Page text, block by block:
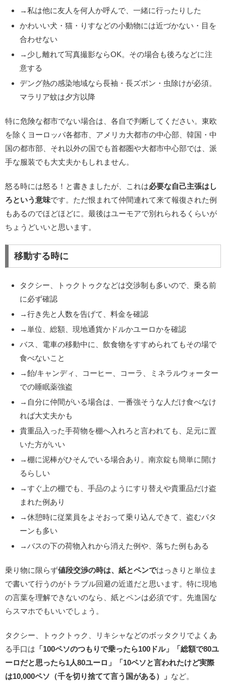
→私は他に友人を何人か呼んで、一緒に行ったりした
かわいい犬・猫・りすなどの小動物には近づかない・目を
合わせない
→少し離れて写真撮影ならOK。その場合も後ろなどに注
意する
デング熱の感染地域なら長袖・長ズボン・虫除けが必須。
マラリア蚊は夕方以降
特に危険な都市でない場合は、各自で判断してください。東欧
を除くヨーロッパ各都市、アメリカ大都市の中心部、韓国・中
国の都市部、それ以外の国でも首都圏や大都市中心部では、派
手な服装でも大丈夫かもしれません。
怒る時には怒る！と書きましたが、これは必要な自己主張はし
ろという意味です。ただ恨まれて仲間連れて来て報復された例
もあるのでほどほどに。最後はユーモアで別れられるくらいが
ちょうどいいと思います。
移動する時に
タクシー、トゥクトゥクなどは交渉制も多いので、乗る前
に必ず確認
→行き先と人数を告げて、料金を確認
→単位、総額、現地通貨かドルかユーロかを確認
バス、電車の移動中に、飲食物をすすめられてもその場で
食べないこと
→飴/キャンディ、コーヒー、コーラ、ミネラルウォーター
での睡眠薬強盗
→自分に仲間がいる場合は、一番強そうな人だけ食べなけ
れば大丈夫かも
貴重品入った手荷物を棚へ入れろと言われても、足元に置
いた方がいい
→棚に泥棒がひそんでいる場合あり。南京錠も簡単に開け
るらしい
→すぐ上の棚でも、手品のようにすり替えや貴重品だけ盗
まれた例あり
→休憩時に従業員をよそおって乗り込んできて、盗むパタ
ーンも多い
→バスの下の荷物入れから消えた例や、落ちた例もある
乗り物に限らず値段交渉の時は、紙とペンではっきりと単位ま
で書いて行うのがトラブル回避の近道だと思います。特に現地
の言葉を理解できないのなら、紙とペンは必須です。先進国な
らスマホでもいいでしょう。
タクシー、トゥクトゥク、リキシャなどのボッタクリでよくあ
る手口は 「100ペソのつもりで乗ったら100ドル」「総額で80ユ
ーロだと思ったら1人80ユーロ」「10ペソと言われたけど実際
は10,000ペソ（千を切り捨てて言う国がある）」 など。